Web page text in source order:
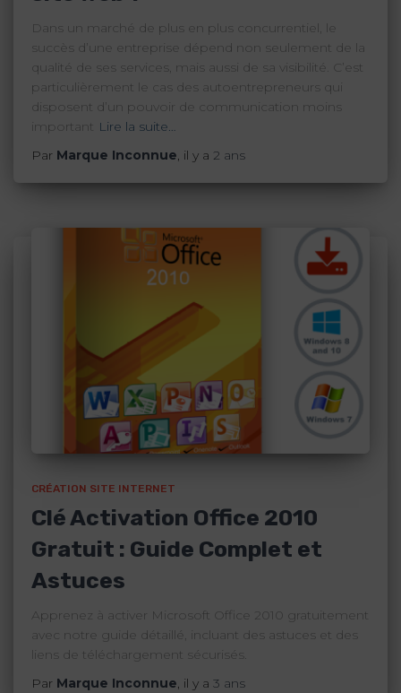
Dans un marché de plus en plus concurrentiel, le
succès d’une entreprise dépend non seulement de la
qualité de ses services, mais aussi de sa visibilité. C’est
particulièrement le cas des autoentrepreneurs qui
disposent d’un pouvoir de communication moins
important Lire la suite…
Par Marque Inconnue, il y a 2 ans
CRÉATION SITE INTERNET
Clé Activation Office 2010
Gratuit : Guide Complet et
Astuces
Apprenez à activer Microsoft Office 2010 gratuitement
avec notre guide détaillé, incluant des astuces et des
liens de téléchargement sécurisés.
Par Marque Inconnue, il y a 3 ans